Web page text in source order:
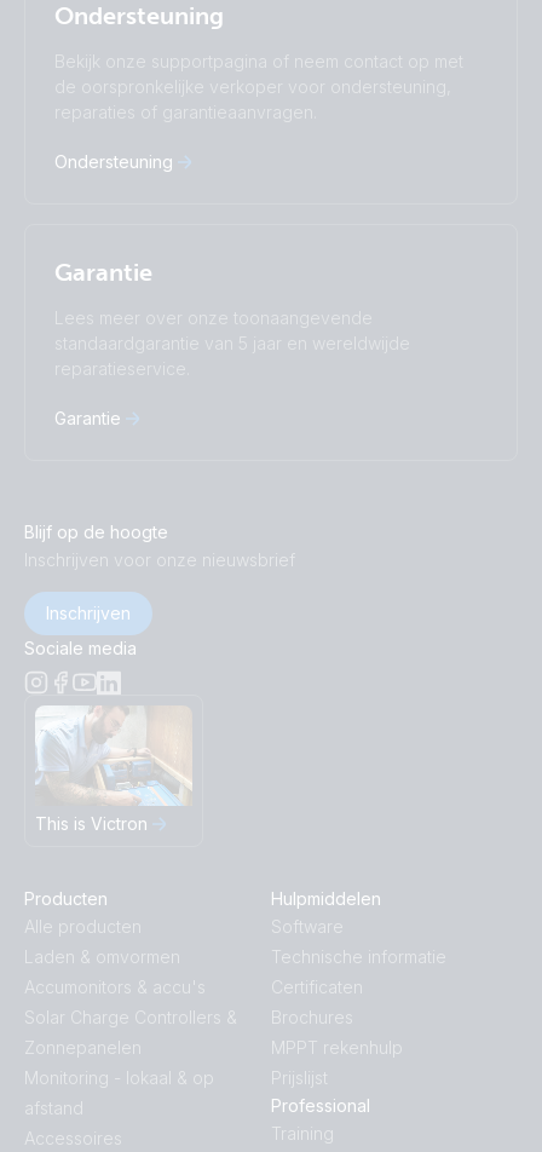
Română
Türkçe
Ελληνικά
Русский
Українська
中國人
Ondersteuning
Bekijk onze supportpagina of neem contact op met
de oorspronkelijke verkoper voor ondersteuning,
reparaties of garantieaanvragen.
Ondersteuning
Garantie
Lees meer over onze toonaangevende
standaardgarantie van 5 jaar en wereldwijde
reparatieservice.
Garantie
Blijf op de hoogte
Inschrijven voor onze nieuwsbrief
Inschrijven
Sociale media
This is Victron
Producten
Alle producten
Laden & omvormen
Accumonitors & accu's
Solar Charge Controllers &
Zonnepanelen
Monitoring - lokaal & op
afstand
Accessoires
Hulpmiddelen
Software
Technische informatie
Certificaten
Brochures
MPPT rekenhulp
Prijslijst
Professional
Training